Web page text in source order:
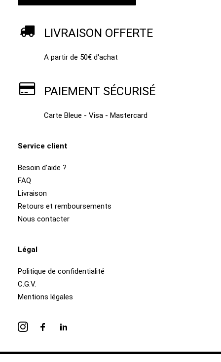
LIVRAISON OFFERTE
A partir de 50€ d'achat
PAIEMENT SÉCURISÉ
Carte Bleue - Visa - Mastercard
Service client
Besoin d’aide ?
FAQ
Livraison
Retours et remboursements
Nous contacter
Légal
Politique de confidentialité
C.G.V.
Mentions légales